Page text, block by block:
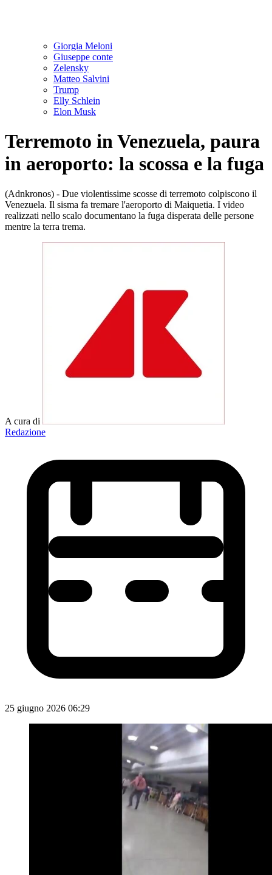
Giorgia Meloni
Giuseppe conte
Zelensky
Matteo Salvini
Trump
Elly Schlein
Elon Musk
Terremoto in Venezuela, paura
in aeroporto: la scossa e la fuga
(Adnkronos) - Due violentissime scosse di terremoto colpiscono il
Venezuela. Il sisma fa tremare l'aeroporto di Maiquetia. I video
realizzati nello scalo documentano la fuga disperata delle persone
mentre la terra trema.
A cura di
Redazione
25 giugno 2026 06:29